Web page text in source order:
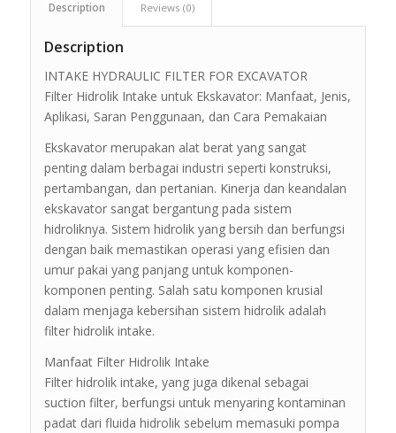
Description Reviews (0)
Description
INTAKE HYDRAULIC FILTER FOR EXCAVATOR
Filter Hidrolik Intake untuk Ekskavator: Manfaat, Jenis,
Aplikasi, Saran Penggunaan, dan Cara Pemakaian
Ekskavator merupakan alat berat yang sangat
penting dalam berbagai industri seperti konstruksi,
pertambangan, dan pertanian. Kinerja dan keandalan
ekskavator sangat bergantung pada sistem
hidroliknya. Sistem hidrolik yang bersih dan berfungsi
dengan baik memastikan operasi yang efisien dan
umur pakai yang panjang untuk komponen-
komponen penting. Salah satu komponen krusial
dalam menjaga kebersihan sistem hidrolik adalah
filter hidrolik intake.
Manfaat Filter Hidrolik Intake
Filter hidrolik intake, yang juga dikenal sebagai
suction filter, berfungsi untuk menyaring kontaminan
padat dari fluida hidrolik sebelum memasuki pompa